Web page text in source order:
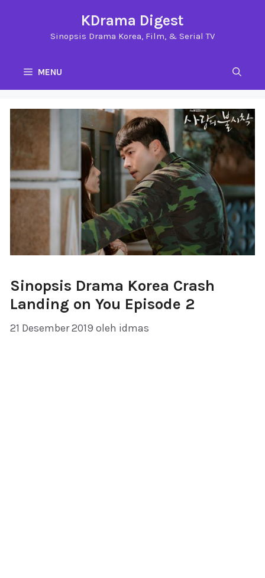
KDrama Digest
Sinopsis Drama Korea, Film, & Serial TV
MENU
Sinopsis Drama Korea Crash
Landing on You Episode 2
21 Desember 2019 oleh idmas